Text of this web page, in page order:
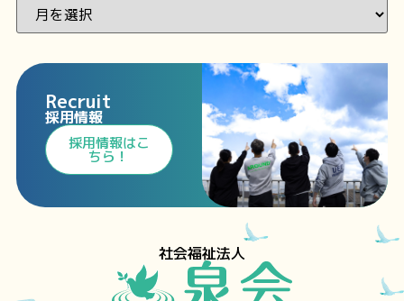
Recruit
採用情報
⁩採用情報⁩はこ
ちら！
社会福祉法人